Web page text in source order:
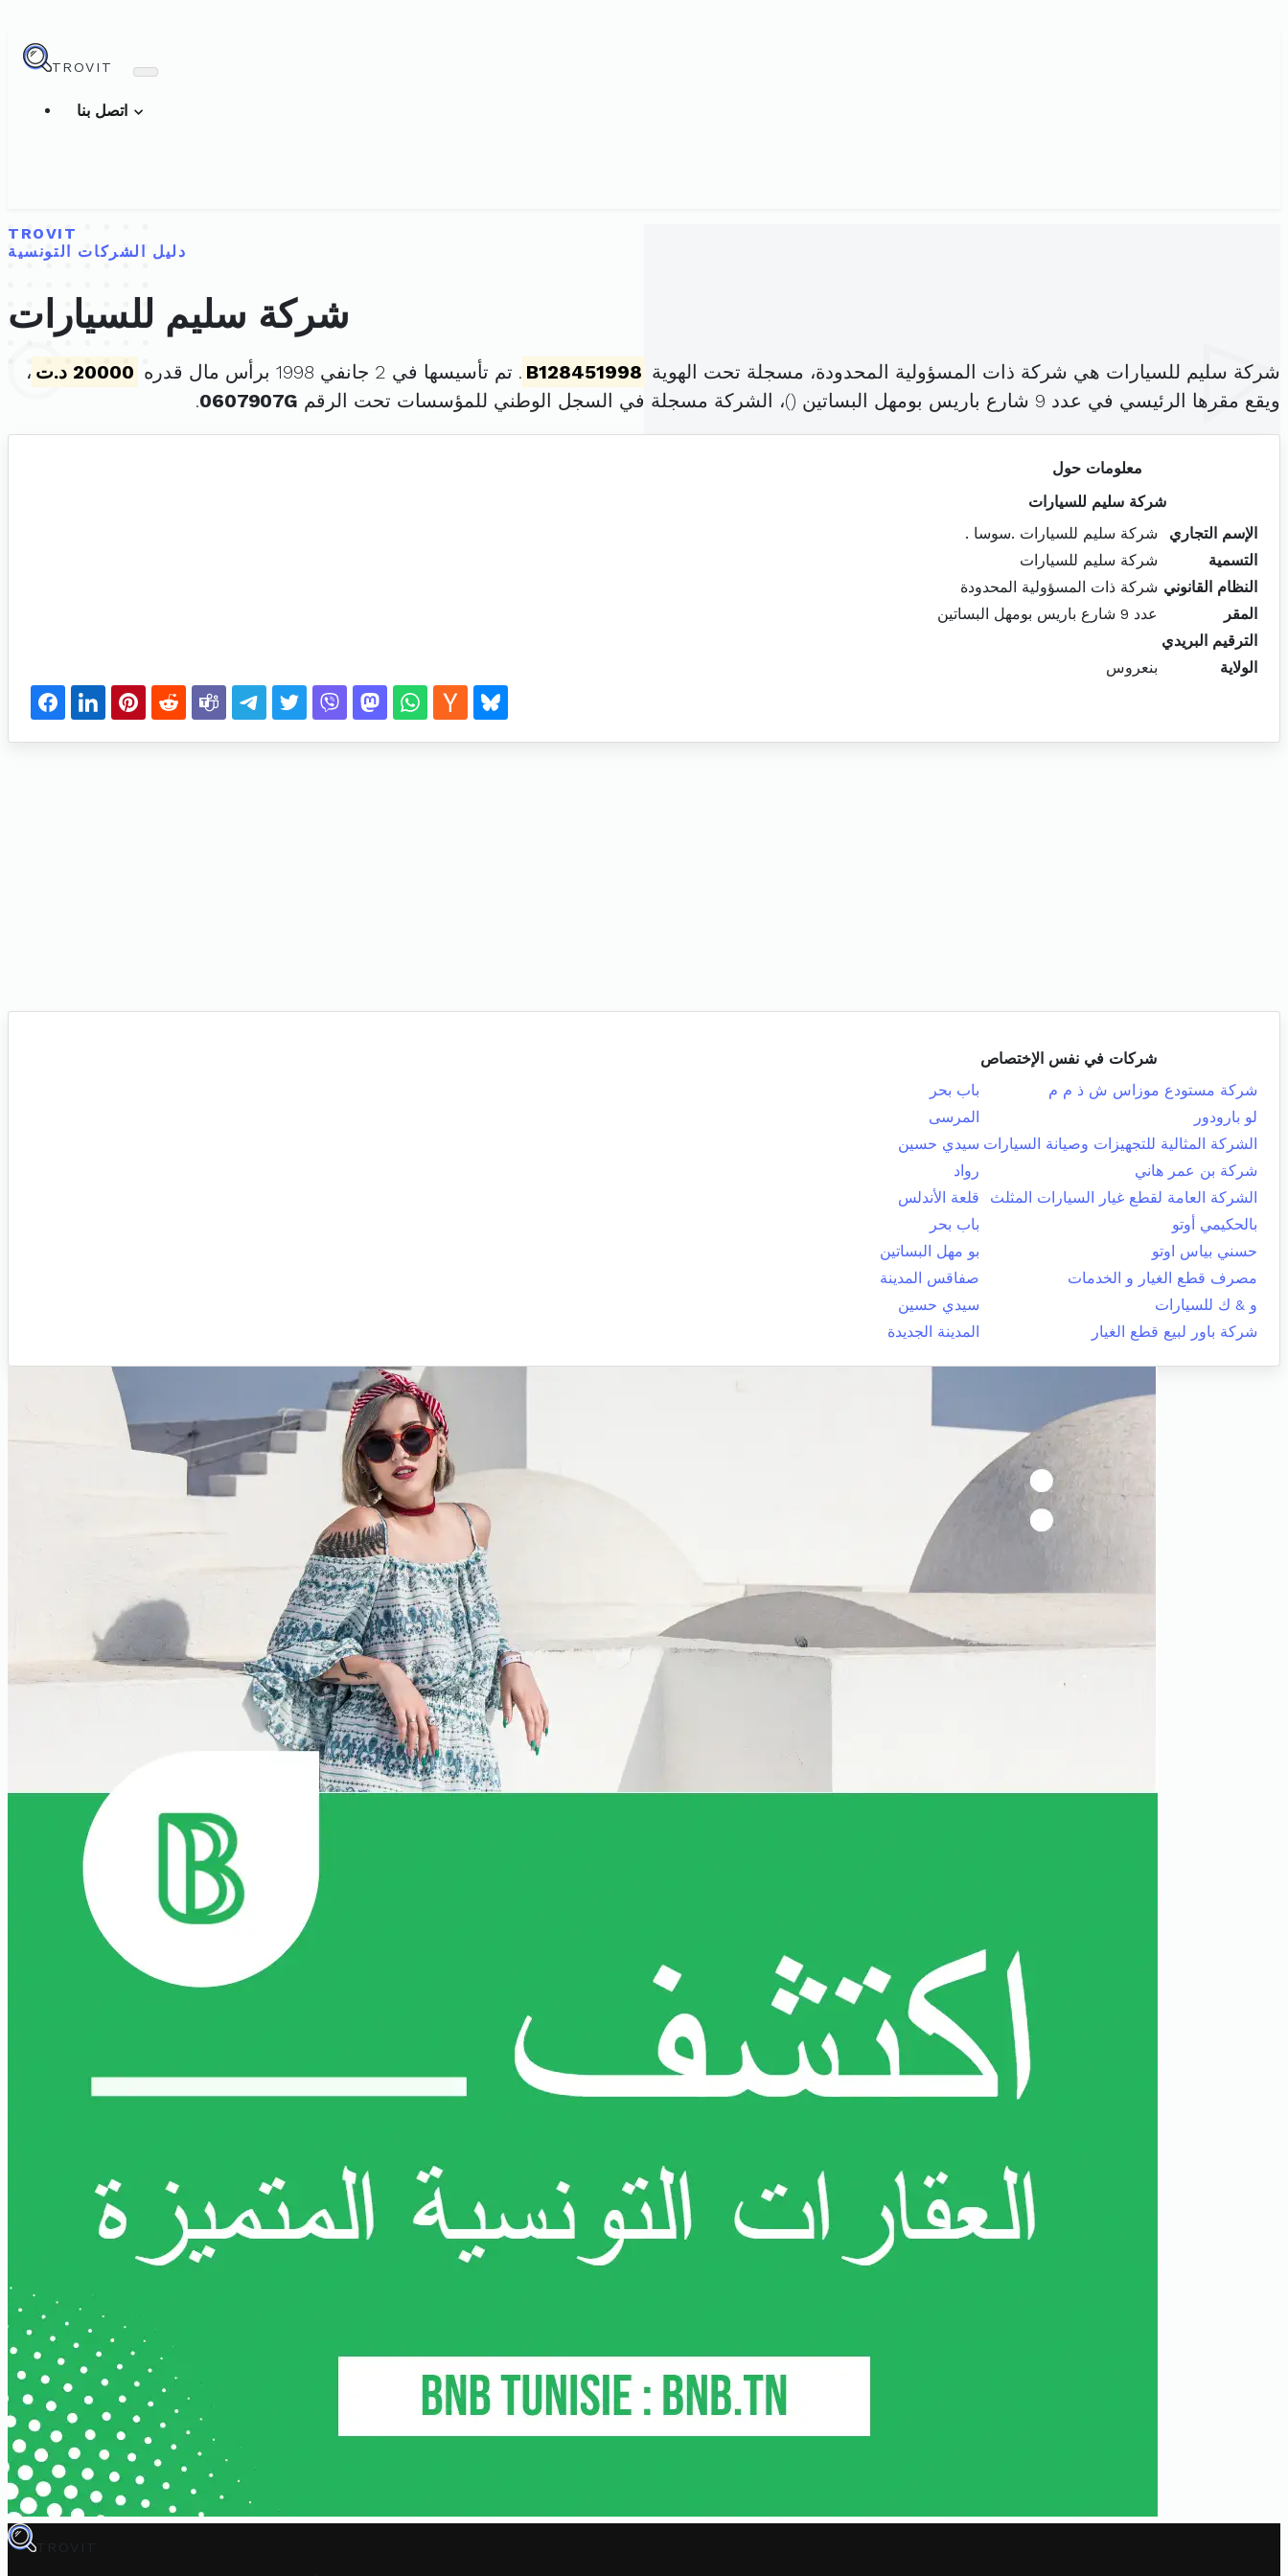
TROVIT
TROVIT
دليل الشركات التونسية
شركة سليم للسيارات
شركة سليم للسيارات هي شركة ذات المسؤولية المحدودة، مسجلة تحت الهوية B128451998 . تم تأسيسها في 2 جانفي 1998 برأس مال قدره 20000 د.ت
،
ويقع مقرها الرئيسي في عدد 9 شارع باريس بومهل البساتين (
)، الشركة مسجلة في السجل الوطني للمؤسسات تحت الرقم 0607907G
.
معلومات حول
شركة سليم للسيارات
الإسم التجاري
شركة سليم للسيارات .سوسا .
التسمية
شركة سليم للسيارات
النظام القانوني شركة ذات المسؤولية المحدودة
المقر
عدد 9 شارع باريس بومهل البساتين
الترقيم البريدي
الولاية
بنعروس
شركات في نفس الإختصاص
شركة مستودع موزاس ش ذ م م
باب بحر
لو بارودور
المرسى
الشركة المثالية للتجهيزات وصيانة السيارات سيدي حسين
شركة بن عمر هاني
رواد
الشركة العامة لقطع غيار السيارات المثلث
قلعة الأندلس
بالحكيمي أوتو
باب بحر
حسني بياس اوتو
بو مهل البساتين
مصرف قطع الغيار و الخدمات
صفاقس المدينة
و & ك للسيارات
سيدي حسين
شركة باور لبيع قطع الغيار
المدينة الجديدة
TROVIT